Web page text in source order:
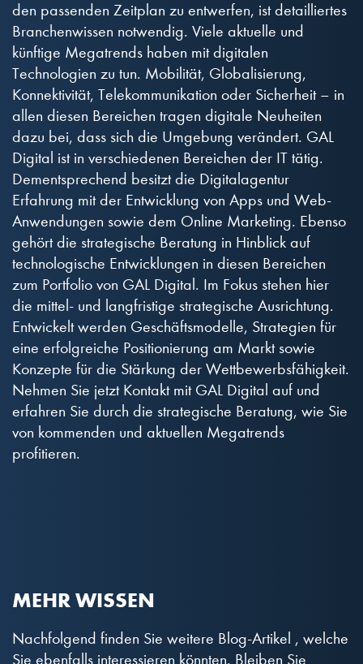
den passenden Zeitplan zu entwerfen, ist detailliertes
Branchenwissen notwendig. Viele aktuelle und
künftige Megatrends haben mit digitalen
Technologien zu tun. Mobilität, Globalisierung,
Konnektivität, Telekommunikation oder Sicherheit – in
allen diesen Bereichen tragen digitale Neuheiten
dazu bei, dass sich die Umgebung verändert. GAL
Digital ist in verschiedenen Bereichen der IT tätig.
Dementsprechend besitzt die Digitalagentur
Erfahrung mit der Entwicklung von Apps und Web-
Anwendungen sowie dem Online Marketing. Ebenso
gehört die strategische Beratung in Hinblick auf
technologische Entwicklungen in diesen Bereichen
zum Portfolio von GAL Digital. Im Fokus stehen hier
die mittel- und langfristige strategische Ausrichtung.
Entwickelt werden Geschäftsmodelle, Strategien für
eine erfolgreiche Positionierung am Markt sowie
Konzepte für die Stärkung der Wettbewerbsfähigkeit.
Nehmen Sie jetzt Kontakt mit GAL Digital auf und
erfahren Sie durch die strategische Beratung, wie Sie
von kommenden und aktuellen Megatrends
profitieren.
MEHR WISSEN
Nachfolgend finden Sie weitere Blog-Artikel , welche
Sie ebenfalls interessieren könnten. Bleiben Sie